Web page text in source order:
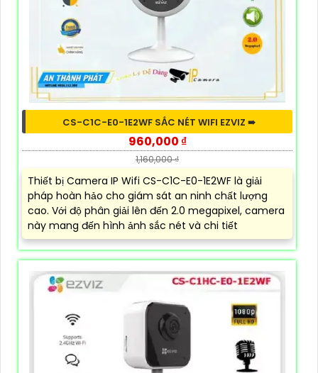
CS-C1C-E0-1E2WF SẮC NÉT WIFI EZVIZ ➠
960,000 ₫
1,160,000 ₫
Thiết bị Camera IP Wifi CS-C1C-E0-1E2WF là giải
pháp hoàn hảo cho giám sát an ninh chất lượng
cao. Với độ phân giải lên đến 2.0 megapixel, camera
này mang đến hình ảnh sắc nét và chi tiết